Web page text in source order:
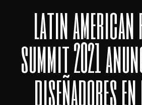
latin
summit 2021
diseñadores